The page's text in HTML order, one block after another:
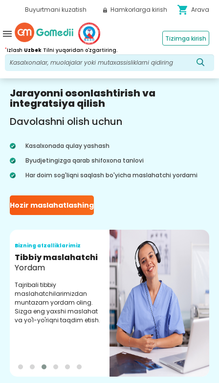
Buyurtmani kuzatish Hamkorlarga kirish shopping_cart Arava
*Izlash Uzbek Tilni yuqoridan o'zgartiring.
Tizimga kirish
menu
Jarayonni osonlashtirish va
integratsiya qilish
Davolashni olish uchun
Kasalxonada qulay yashash
Byudjetingizga qarab shifoxona tanlovi
Har doim sog'liqni saqlash bo'yicha maslahatchi yordami
Hozir maslahatlashing
Bizning afzalliklarimiz
Tibbiy maslahatchi
Yordam
Tajribali tibbiy
maslahatchilarimizdan
muntazam yordam oling.
Sizga eng yaxshi maslahat
va yo'l-yo'riqni taqdim etish.